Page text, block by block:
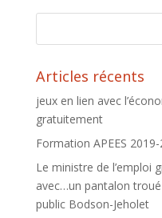
Articles récents
jeux en lien avec
gratuitement
Formation APEES
Le ministre de l’emploi
avec…un pantalon
public Bodson-Jeholet